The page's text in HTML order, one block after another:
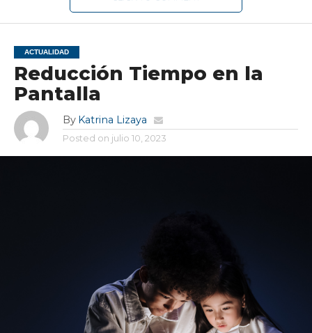
ACTUALIDAD
Reducción Tiempo en la
Pantalla
By Katrina Lizaya
Posted on julio 10, 2023